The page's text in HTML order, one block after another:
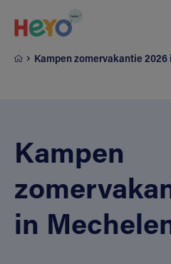
Kampen zomervakantie 2026
Kampen
in